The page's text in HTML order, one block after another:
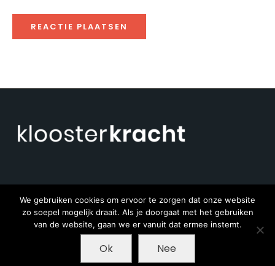
We gebruiken cookies om ervoor te zorgen dat onze website
zo soepel mogelijk draait. Als je doorgaat met het gebruiken
van de website, gaan we er vanuit dat ermee instemt.
Ok Nee